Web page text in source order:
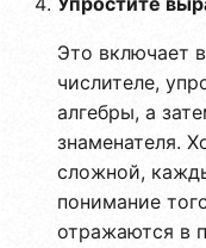
Это включает
числителе,
алгебры, а
знаменателя.
сложной,
понимание
отражаются в